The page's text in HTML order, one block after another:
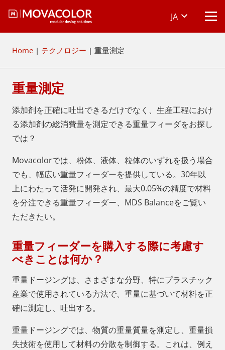
JA
Home | テクノロジー | 重量測定
重量測定
添加剤を正確に吐出できるだけでなく、生産工程におけ
る添加剤の総消費量を測定できる重量フィーダをお探し
では？
Movacolorでは、粉体、液体、粒体のいずれを扱う場合
でも、幅広い重量フィーダーを提供している。30年以
上にわたって活発に開発され、最大0.05%の精度で材料
を分注できる重量フィーダー、MDS Balanceをご覧い
ただきたい。
重量フィーダーを購入する際に考慮す
べきことは何か？
重量ドージングは、さまざまな分野、特にプラスチック
産業で使用されている方法で、重量に基づいて材料を正
確に測定し、吐出する。
重量ドージングでは、物質の重量質量を測定し、重量損
失技術を使用して材料の分散を制御する。これは、例え